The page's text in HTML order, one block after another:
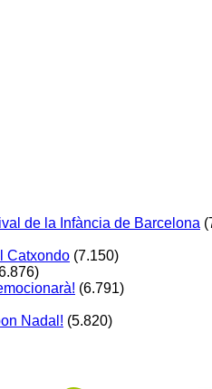
de la Infància de Barcelona
Catxondo (7.150)
(6.791)
Nadal! (5.820)